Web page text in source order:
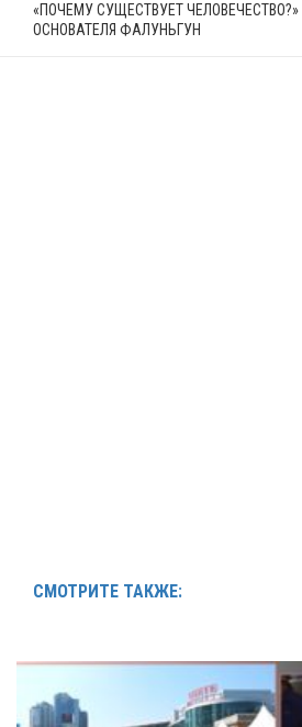
«ПОЧЕМУ СУЩЕСТВУЕТ
ОСНОВАТЕЛЯ ФАЛУНЬГУН
СМОТРИТЕ ТАКЖЕ: